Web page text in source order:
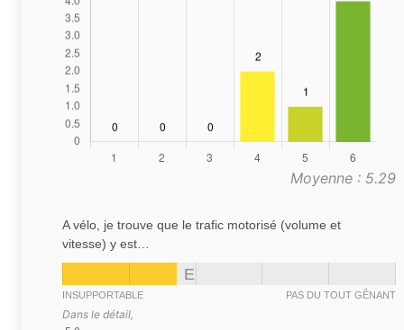
Moyenne : 5.29
A vélo, je trouve que le trafic motorisé (volume et
vitesse) y est…
E
INSUPPORTABLE PAS DU TOUT GÊNANT
Dans le détail,